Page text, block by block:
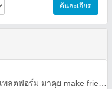
ค้นละเอียด